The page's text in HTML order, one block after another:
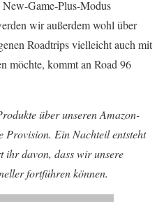
Game-Plus-Modus
wir außerdem wohl über
Roadtrips vielleicht auch mit
möchte, kommt an Road 96
über unseren Amazon-
Provision. Ein Nachteil entsteht
ihr davon, dass wir unsere
fortführen können.